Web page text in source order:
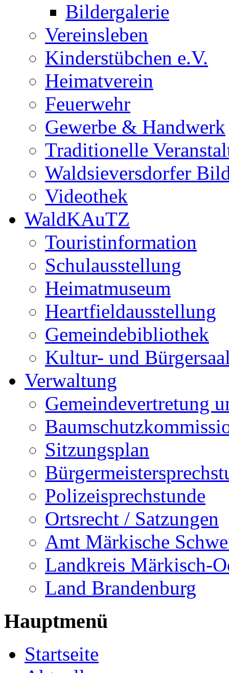
Bildergalerie
Vereinsleben
Kinderstübchen e.V.
Heimatverein
Feuerwehr
Gewerbe & Handwerk
Traditionelle
Waldsieversdorfer
Videothek
WaldKAuTZ
Touristinformation
Schulausstellung
Heimatmuseum
Heartfieldausstellung
Gemeindebibliothek
Kultur- und
Verwaltung
Gemeindevertretung
Sitzungsplan
Polizeisprechstunde
Ortsrecht / Satzungen
Amt Märkische
Landkreis Märkisch-
Land Brandenburg
Hauptmenü
Startseite